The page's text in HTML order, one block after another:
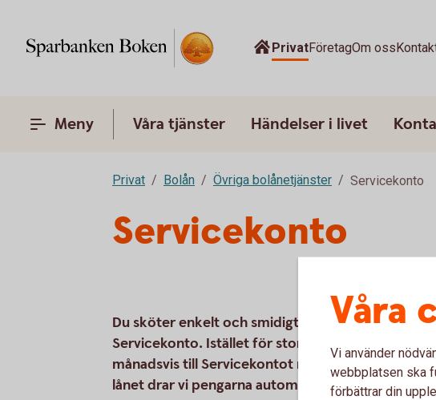
PrivatFöretagOm oss
Meny Våra tjänster Händelser i livet
Privat Bolån Övriga bolånetjänster Servicekonto
Servicekonto
Du sköter enkelt och smidigt betalningen av dina
Servicekonto. Istället för stora utbetalningar
månadsvis till Servicekontot med automatisk
lånet drar vi pengarna automatiskt från kontot.
Våra
Vi använder
webbplatsen ska
förbättrar din